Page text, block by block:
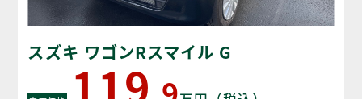
スズキ ワゴンRスマイル G
119